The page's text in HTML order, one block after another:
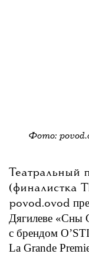
Фото:
Театральный
(финалистка
povod.ovod
Дягилеве «Сны
с брендом
La Grande